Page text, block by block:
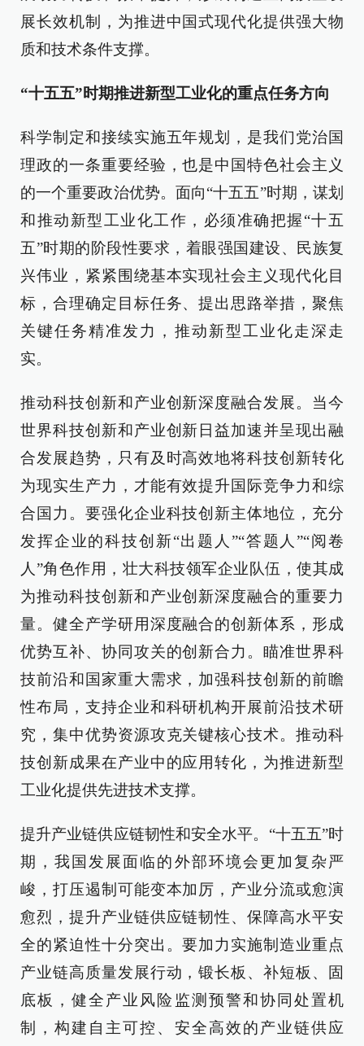
展长效机制，为推进中国式现代化提供强大物
质和技术条件支撑。
“十五五”时期推进新型工业化的重点任务方向
科学制定和接续实施五年规划，是我们党治国
理政的一条重要经验，也是中国特色社会主义
的一个重要政治优势。面向“十五五”时期，谋划
和推动新型工业化工作，必须准确把握“十五
五”时期的阶段性要求，着眼强国建设、民族复
兴伟业，紧紧围绕基本实现社会主义现代化目
标，合理确定目标任务、提出思路举措，聚焦
关键任务精准发力，推动新型工业化走深走
实。
推动科技创新和产业创新深度融合发展。当今
世界科技创新和产业创新日益加速并呈现出融
合发展趋势，只有及时高效地将科技创新转化
为现实生产力，才能有效提升国际竞争力和综
合国力。要强化企业科技创新主体地位，充分
发挥企业的科技创新“出题人”“答题人”“阅卷
人”角色作用，壮大科技领军企业队伍，使其成
为推动科技创新和产业创新深度融合的重要力
量。健全产学研用深度融合的创新体系，形成
优势互补、协同攻关的创新合力。瞄准世界科
技前沿和国家重大需求，加强科技创新的前瞻
性布局，支持企业和科研机构开展前沿技术研
究，集中优势资源攻克关键核心技术。推动科
技创新成果在产业中的应用转化，为推进新型
工业化提供先进技术支撑。
提升产业链供应链韧性和安全水平。“十五五”时
期，我国发展面临的外部环境会更加复杂严
峻，打压遏制可能变本加厉，产业分流或愈演
愈烈，提升产业链供应链韧性、保障高水平安
全的紧迫性十分突出。要加力实施制造业重点
产业链高质量发展行动，锻长板、补短板、固
底板，健全产业风险监测预警和协同处置机
制，构建自主可控、安全高效的产业链供应